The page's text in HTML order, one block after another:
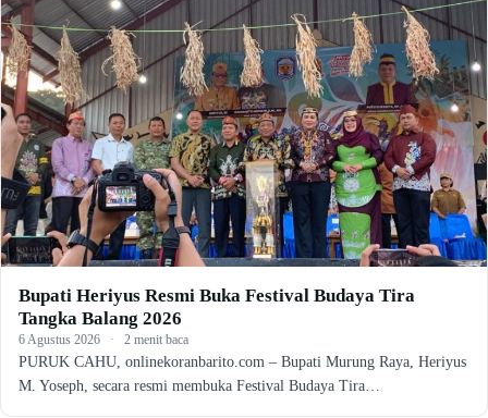
Bupati Heriyus Resmi Buka Festival Budaya Tira
Tangka Balang 2026
6 Agustus 2026 · 2 menit baca
PURUK CAHU, onlinekoranbarito.com – Bupati Murung Raya, Heriyus
M. Yoseph, secara resmi membuka Festival Budaya Tira…